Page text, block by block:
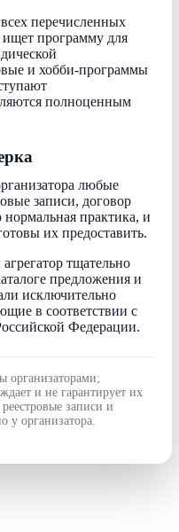
перечисленных
программу для
и хобби-программы
полноценным
любые
записи, договор
практика, и
их предоставить.
тщательно
предложения и
исключительно
в соответствии с
Федерации.
организаторами;
и не гарантирует их
записи и
у организатора.